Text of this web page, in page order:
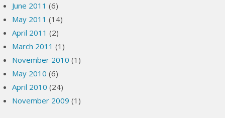
June 2011 (6)
May 2011 (14)
April 2011 (2)
March 2011 (1)
November 2010 (1)
May 2010 (6)
April 2010 (24)
November 2009 (1)